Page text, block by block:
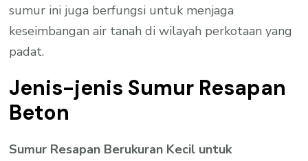
sumur ini juga berfungsi untuk menjaga
keseimbangan air tanah di wilayah perkotaan yang
padat.
Jenis-jenis Sumur Resapan
Beton
Sumur Resapan Berukuran Kecil untuk